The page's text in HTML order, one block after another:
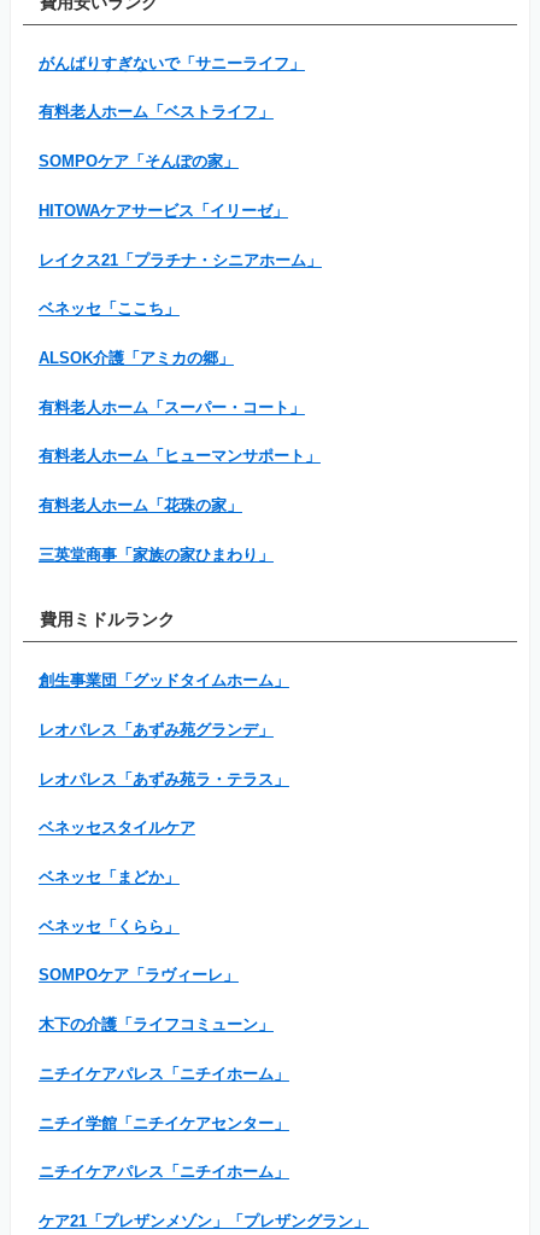
がんばりすぎないで「サニーライフ」
有料老人ホーム「ベストライフ」
SOMPOケア「そんぽの家」
HITOWAケアサービス「イリーゼ」
レイクス21「プラチナ・シニアホーム」
ベネッセ「ここち」
ALSOK介護「アミカの郷」
有料老人ホーム「スーパー・コート」
有料老人ホーム「ヒューマンサポート」
有料老人ホーム「花珠の家」
三英堂商事「家族の家ひまわり」
費用ミドルランク
創生事業団「グッドタイムホーム」
レオパレス「あずみ苑グランデ」
レオパレス「あずみ苑ラ・テラス」
ベネッセスタイルケア
ベネッセ「まどか」
ベネッセ「くらら」
SOMPOケア「ラヴィーレ」
木下の介護「ライフコミューン」
ニチイケアパレス「ニチイホーム」
ニチイ学館「ニチイケアセンター」
ニチイケアパレス「ニチイホーム」
ケア21「プレザンメゾン」「プレザングラン」